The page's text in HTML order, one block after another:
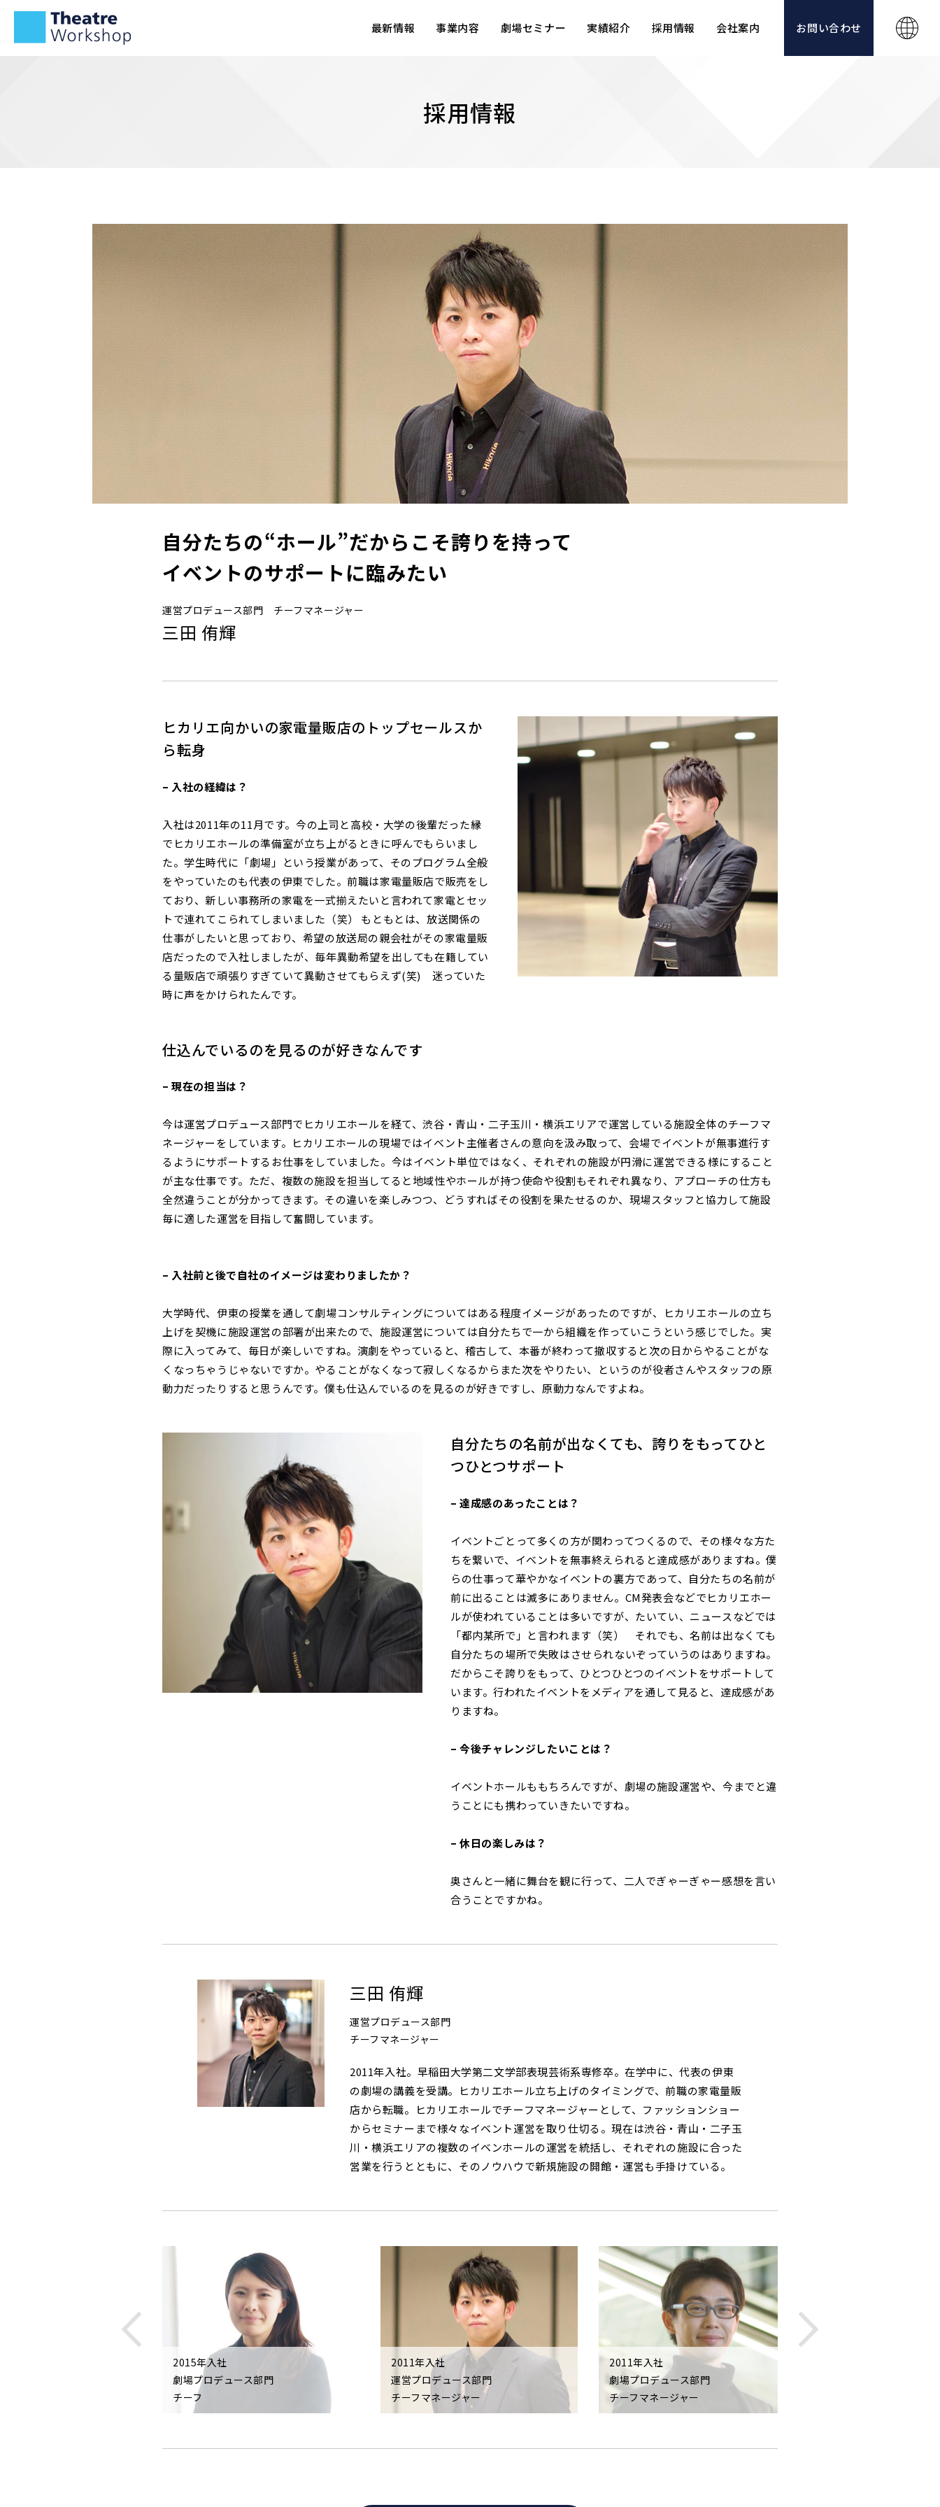
最新情報 事業内容 劇場セミナー 実績紹介 採用情報 会社案内 お問い合わせ
採用情報
自分たちの“ホール”だからこそ誇りを持って
イベントのサポートに臨みたい
運営プロデュース部門 チーフマネージャー
三田 侑輝
ヒカリエ向かいの家電量販店のトップセールスか
ら転身
– 入社の経緯は？
入社は2011年の11月です。今の上司と高校・大学の後輩だった縁
でヒカリエホールの準備室が立ち上がるときに呼んでもらいまし
た。学生時代に「劇場」という授業があって、そのプログラム全般
をやっていたのも代表の伊東でした。前職は家電量販店で販売をし
ており、新しい事務所の家電を一式揃えたいと言われて家電とセッ
トで連れてこられてしまいました（笑） もともとは、放送関係の
仕事がしたいと思っており、希望の放送局の親会社がその家電量販
店だったので入社しましたが、毎年異動希望を出しても在籍してい
る量販店で頑張りすぎていて異動させてもらえず(笑) 迷っていた
時に声をかけられたんです。
仕込んでいるのを見るのが好きなんです
– 現在の担当は？
今は運営プロデュース部門でヒカリエホールを経て、渋谷・青山・二子玉川・横浜エリアで運営している施設全体のチーフマ
ネージャーをしています。ヒカリエホールの現場ではイベント主催者さんの意向を汲み取って、会場でイベントが無事進行す
るようにサポートするお仕事をしていました。今はイベント単位ではなく、それぞれの施設が円滑に運営できる様にすること
が主な仕事です。ただ、複数の施設を担当してると地域性やホールが持つ使命や役割もそれぞれ異なり、アプローチの仕方も
全然違うことが分かってきます。その違いを楽しみつつ、どうすればその役割を果たせるのか、現場スタッフと協力して施設
毎に適した運営を目指して奮闘しています。
– 入社前と後で自社のイメージは変わりましたか？
大学時代、伊東の授業を通して劇場コンサルティングについてはある程度イメージがあったのですが、ヒカリエホールの立ち
上げを契機に施設運営の部署が出来たので、施設運営については自分たちで一から組織を作っていこうという感じでした。実
際に入ってみて、毎日が楽しいですね。演劇をやっていると、稽古して、本番が終わって撤収すると次の日からやることがな
くなっちゃうじゃないですか。やることがなくなって寂しくなるからまた次をやりたい、というのが役者さんやスタッフの原
動力だったりすると思うんです。僕も仕込んでいるのを見るのが好きですし、原動力なんですよね。
自分たちの名前が出なくても、誇りをもってひと
つひとつサポート
– 達成感のあったことは？
イベントごとって多くの方が関わってつくるので、その様々な方た
ちを繋いで、イベントを無事終えられると達成感がありますね。僕
らの仕事って華やかなイベントの裏方であって、自分たちの名前が
前に出ることは滅多にありません。CM発表会などでヒカリエホー
ルが使われていることは多いですが、たいてい、ニュースなどでは
「都内某所で」と言われます（笑） それでも、名前は出なくても
自分たちの場所で失敗はさせられないぞっていうのはありますね。
だからこそ誇りをもって、ひとつひとつのイベントをサポートして
います。行われたイベントをメディアを通して見ると、達成感があ
りますね。
– 今後チャレンジしたいことは？
イベントホールももちろんですが、劇場の施設運営や、今までと違
うことにも携わっていきたいですね。
– 休日の楽しみは？
奥さんと一緒に舞台を観に行って、二人でぎゃーぎゃー感想を言い
合うことですかね。
三田 侑輝
運営プロデュース部門
チーフマネージャー
2011年入社。早稲田大学第二文学部表現芸術系専修卒。在学中に、代表の伊東
の劇場の講義を受講。ヒカリエホール立ち上げのタイミングで、前職の家電量販
店から転職。ヒカリエホールでチーフマネージャーとして、ファッションショー
からセミナーまで様々なイベント運営を取り仕切る。現在は渋谷・青山・二子玉
川・横浜エリアの複数のイベンホールの運営を統括し、それぞれの施設に合った
営業を行うとともに、そのノウハウで新規施設の開館・運営も手掛けている。
2015年入社
劇場プロデュース部門
チーフ
2011年入社
運営プロデュース部門
チーフマネージャー
2011年入社
劇場プロデュース部門
チーフマネージャー